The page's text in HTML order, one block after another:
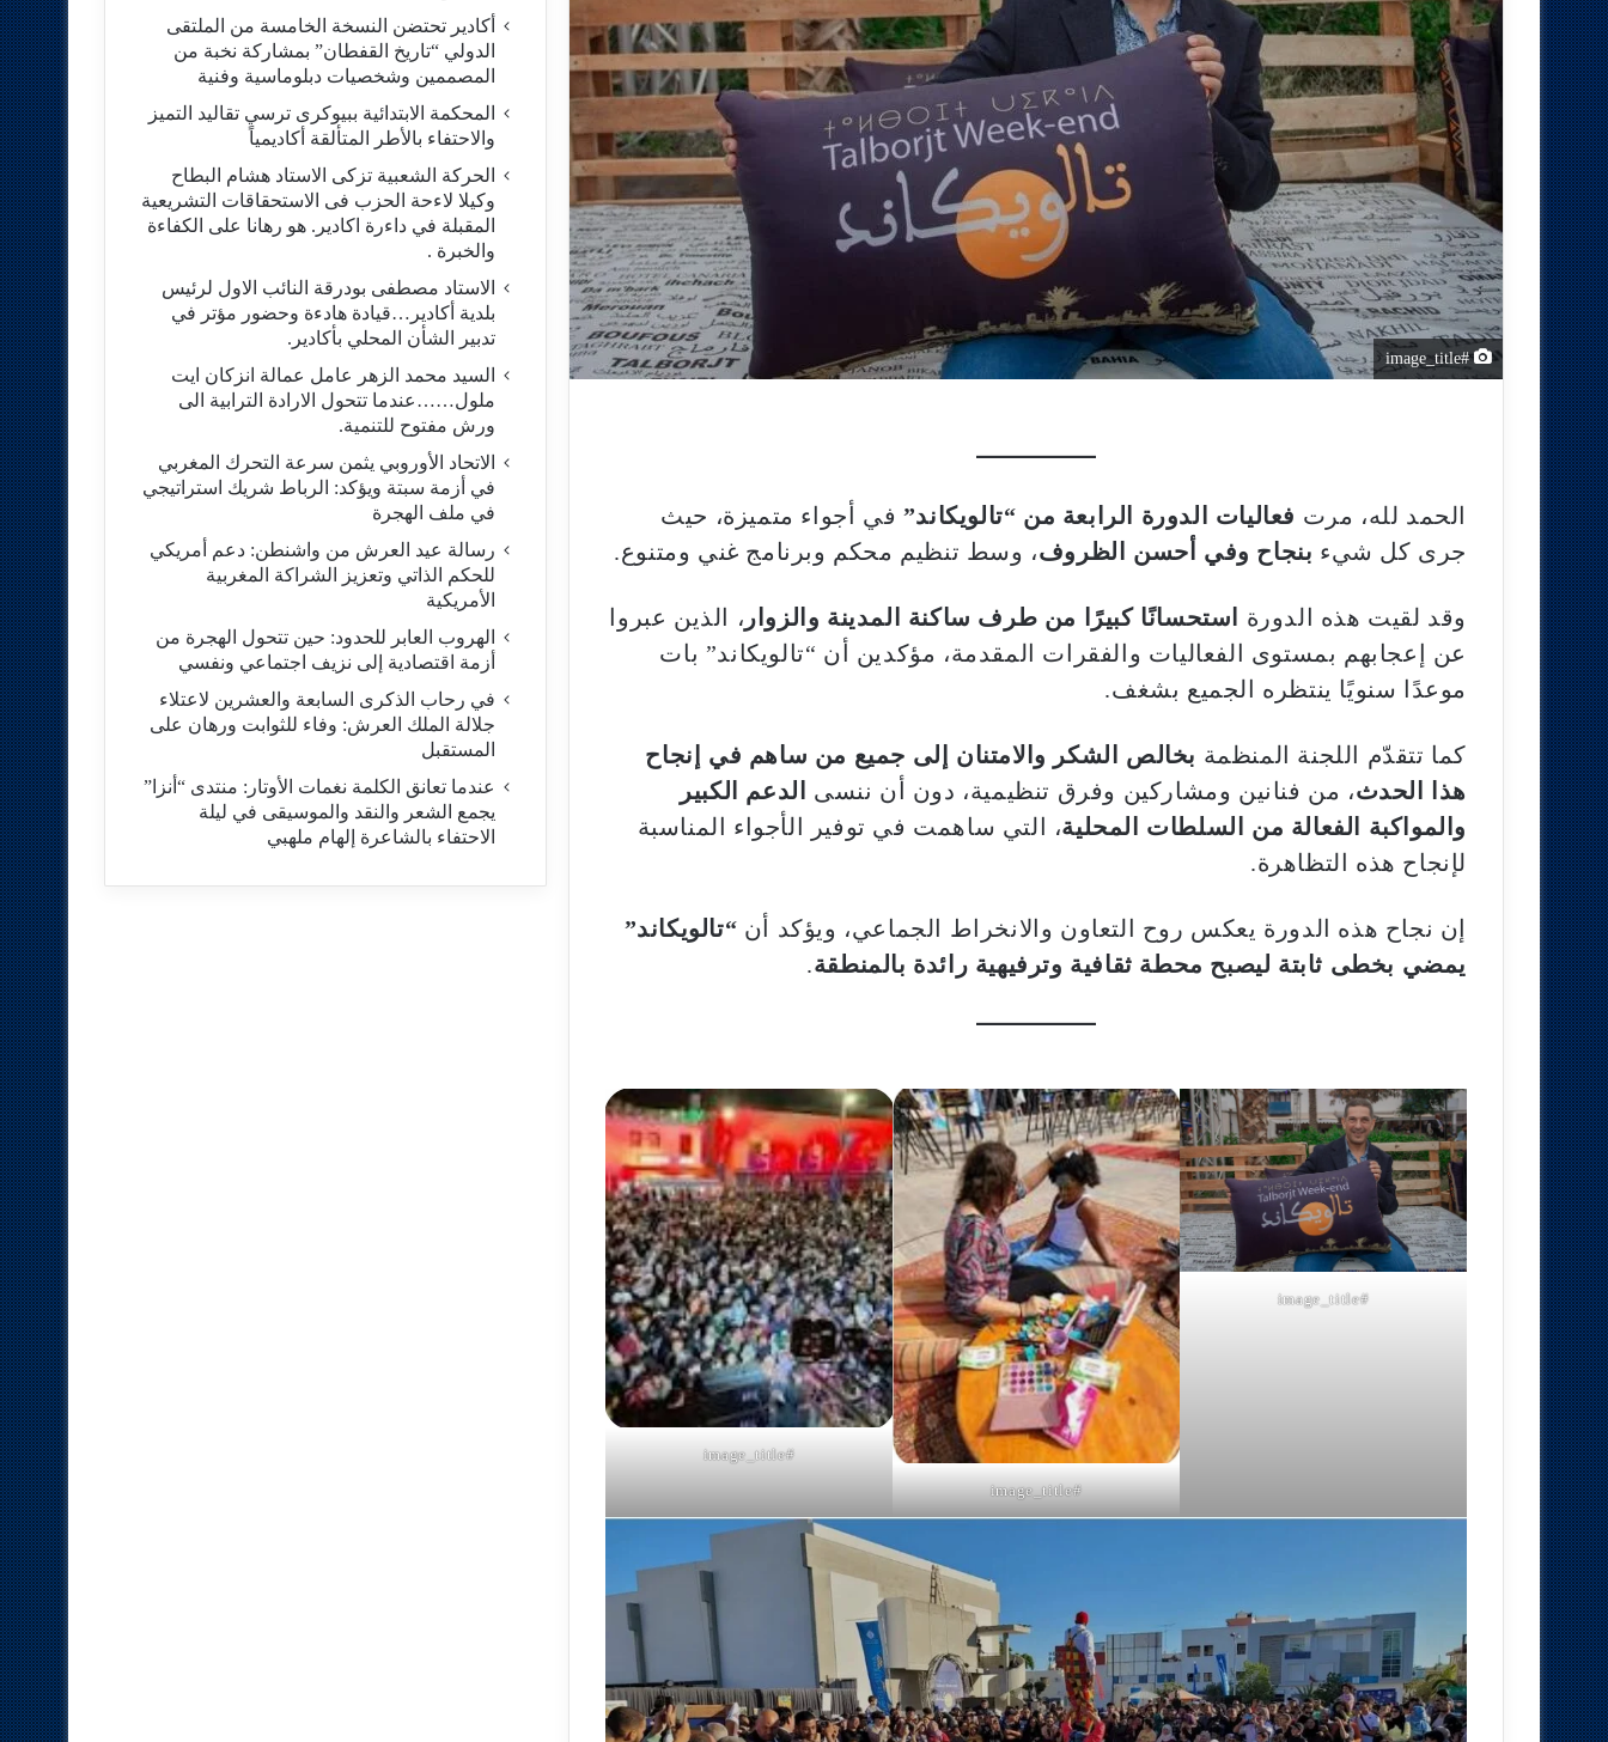
#image_title
الحمد لله، مرت فعاليات الدورة الرابعة من “تالويكاند” في أجواء متميزة، حيث
جرى كل شيء بنجاح وفي أحسن الظروف، وسط تنظيم محكم وبرنامج غني ومتنوع.
وقد لقيت هذه الدورة استحسانًا كبيرًا من طرف ساكنة المدينة والزوار ، الذين عبروا
عن إعجابهم بمستوى الفعاليات والفقرات المقدمة، مؤكدين أن “تالويكاند” بات
موعدًا سنويًا ينتظره الجميع بشغف.
كما تتقدّم اللجنة المنظمة بخالص الشكر والامتنان إلى جميع من ساهم في إنجاح
هذا الحدث، من فنانين ومشاركين وفرق تنظيمية، دون أن ننسى
الدعم الكبير
والمواكبة الفعالة من السلطات المحلية، التي ساهمت في توفير الأجواء المناسبة
لإنجاح هذه التظاهرة.
إن نجاح هذه الدورة يعكس روح التعاون والانخراط الجماعي، ويؤكد أن “تالويكاند”
يمضي بخطى ثابتة ليصبح محطة ثقافية وترفيهية رائدة بالمنطقة.
#image_title
#image_title
#image_title
أكادير تحتضن النسخة الخامسة من الملتقى
الدولي “تاريخ القفطان” بمشاركة نخبة من
المصممين وشخصيات دبلوماسية وفنية
المحكمة الابتدائية ببيوكرى ترسي تقاليد التميز
والاحتفاء بالأطر المتألقة أكاديمياً
الحركة الشعبية تزكى الاستاد هشام البطاح
وكيلا لاءحة الحزب فى الاستحقاقات التشريعية
المقبلة في داءرة اكادير. هو رهانا على الكفاءة
والخبرة .
الاستاد مصطفى بودرقة النائب الاول لرئيس
بلدية أكادير…قيادة هادءة وحضور مؤتر في
تدبير الشأن المحلي بأكادير.
السيد محمد الزهر عامل عمالة انزكان ايت
ملول……عندما تتحول الارادة الترابية الى
ورش مفتوح للتنمية.
الاتحاد الأوروبي يثمن سرعة التحرك المغربي
في أزمة سبتة ويؤكد: الرباط شريك استراتيجي
في ملف الهجرة
رسالة عيد العرش من واشنطن: دعم أمريكي
للحكم الذاتي وتعزيز الشراكة المغربية
الأمريكية
​الهروب العابر للحدود: حين تتحول الهجرة من
أزمة اقتصادية إلى نزيف اجتماعي ونفسي
في رحاب الذكرى السابعة والعشرين لاعتلاء
جلالة الملك العرش: وفاء للثوابت ورهان على
المستقبل
​عندما تعانق الكلمة نغمات الأوتار: منتدى “أنزا”
يجمع الشعر والنقد والموسيقى في ليلة
الاحتفاء بالشاعرة إلهام ملهبي